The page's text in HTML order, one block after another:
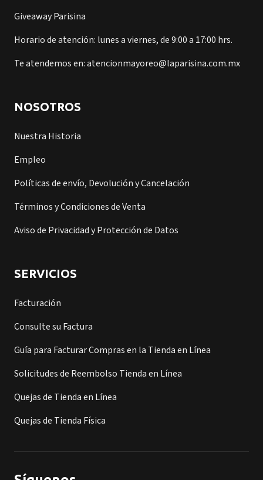
Giveaway Parisina
Horario de atención: lunes a viernes, de 9:00 a 17:00 hrs.
Te atendemos en: atencionmayoreo@laparisina.com.mx
NOSOTROS
Nuestra Historia
Empleo
Políticas de envío, Devolución y Cancelación
Términos y Condiciones de Venta
Aviso de Privacidad y Protección de Datos
SERVICIOS
Facturación
Consulte su Factura
Guía para Facturar Compras en la Tienda en Línea
Solicitudes de Reembolso Tienda en Línea
Quejas de Tienda en Línea
Quejas de Tienda Física